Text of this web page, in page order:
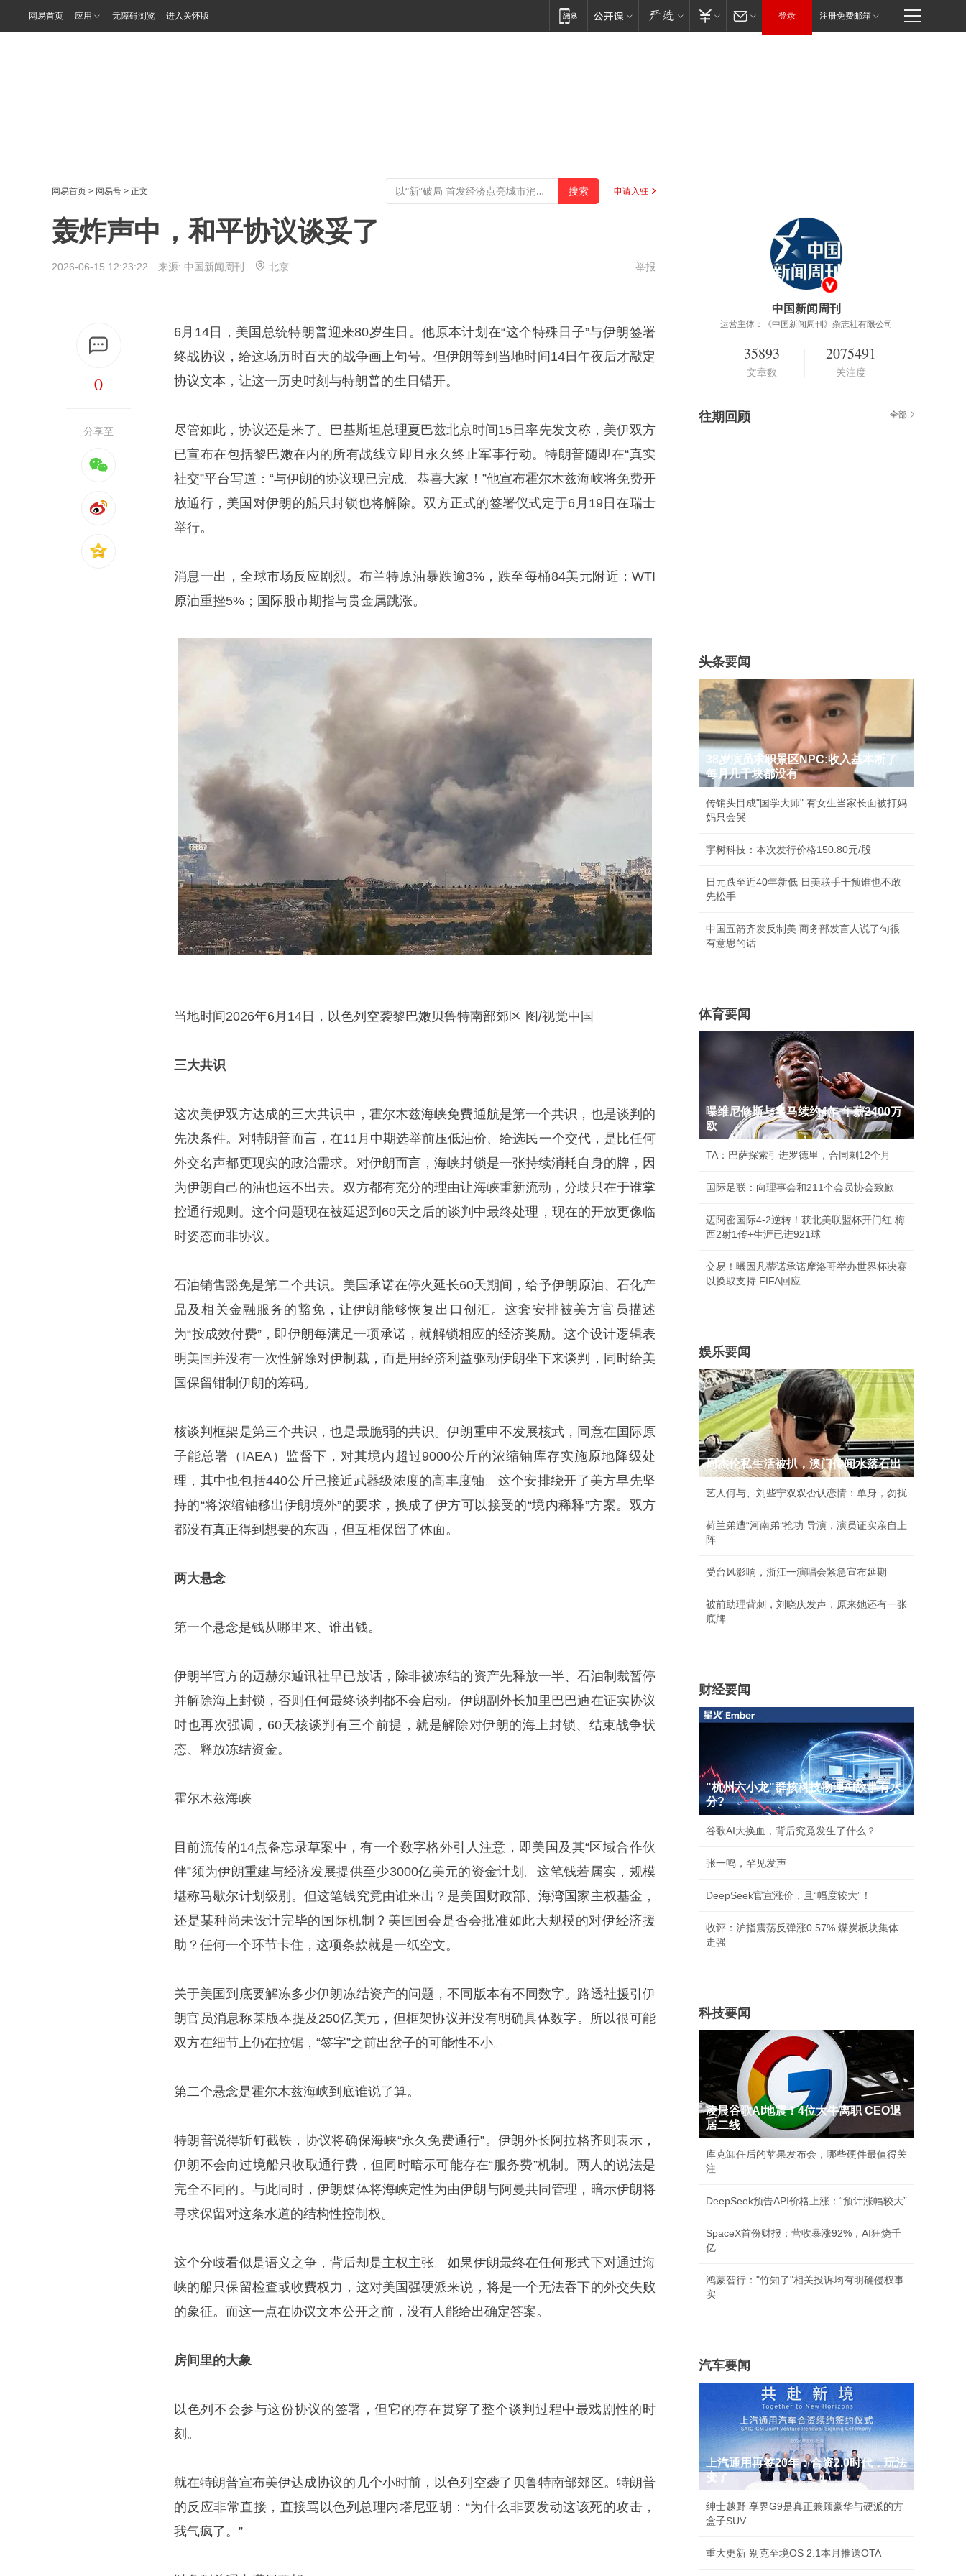
网易首页 应用 无障碍浏览 进入关怀版 登录 注册免费邮箱
网易首页 > 网易号 > 正文 申请入驻
轰炸声中，和平协议谈妥了
2026-06-15 12:23:22 来源: 中国新闻周刊 北京 举报
0
分享至
6月14日，美国总统特朗普迎来80岁生日。他原本计划在“这个特殊日子”与伊朗签署
终战协议，给这场历时百天的战争画上句号。但伊朗等到当地时间14日午夜后才敲定
协议文本，让这一历史时刻与特朗普的生日错开。
尽管如此，协议还是来了。巴基斯坦总理夏巴兹北京时间15日率先发文称，美伊双方
已宣布在包括黎巴嫩在内的所有战线立即且永久终止军事行动。特朗普随即在“真实
社交”平台写道：“与伊朗的协议现已完成。恭喜大家！”他宣布霍尔木兹海峡将免费开
放通行，美国对伊朗的船只封锁也将解除。双方正式的签署仪式定于6月19日在瑞士
举行。
消息一出，全球市场反应剧烈。布兰特原油暴跌逾3%，跌至每桶84美元附近；WTI
原油重挫5%；国际股市期指与贵金属跳涨。
当地时间2026年6月14日，以色列空袭黎巴嫩贝鲁特南部郊区 图/视觉中国
三大共识
这次美伊双方达成的三大共识中，霍尔木兹海峡免费通航是第一个共识，也是谈判的
先决条件。对特朗普而言，在11月中期选举前压低油价、给选民一个交代，是比任何
外交名声都更现实的政治需求。对伊朗而言，海峡封锁是一张持续消耗自身的牌，因
为伊朗自己的油也运不出去。双方都有充分的理由让海峡重新流动，分歧只在于谁掌
控通行规则。这个问题现在被延迟到60天之后的谈判中最终处理，现在的开放更像临
时姿态而非协议。
石油销售豁免是第二个共识。美国承诺在停火延长60天期间，给予伊朗原油、石化产
品及相关金融服务的豁免，让伊朗能够恢复出口创汇。这套安排被美方官员描述
为“按成效付费”，即伊朗每满足一项承诺，就解锁相应的经济奖励。这个设计逻辑表
明美国并没有一次性解除对伊制裁，而是用经济利益驱动伊朗坐下来谈判，同时给美
国保留钳制伊朗的筹码。
核谈判框架是第三个共识，也是最脆弱的共识。伊朗重申不发展核武，同意在国际原
子能总署（IAEA）监督下，对其境内超过9000公斤的浓缩铀库存实施原地降级处
理，其中也包括440公斤已接近武器级浓度的高丰度铀。这个安排绕开了美方早先坚
持的“将浓缩铀移出伊朗境外”的要求，换成了伊方可以接受的“境内稀释”方案。双方
都没有真正得到想要的东西，但互相保留了体面。
两大悬念
第一个悬念是钱从哪里来、谁出钱。
伊朗半官方的迈赫尔通讯社早已放话，除非被冻结的资产先释放一半、石油制裁暂停
并解除海上封锁，否则任何最终谈判都不会启动。伊朗副外长加里巴巴迪在证实协议
时也再次强调，60天核谈判有三个前提，就是解除对伊朗的海上封锁、结束战争状
态、释放冻结资金。
霍尔木兹海峡
目前流传的14点备忘录草案中，有一个数字格外引人注意，即美国及其“区域合作伙
伴”须为伊朗重建与经济发展提供至少3000亿美元的资金计划。这笔钱若属实，规模
堪称马歇尔计划级别。但这笔钱究竟由谁来出？是美国财政部、海湾国家主权基金，
还是某种尚未设计完毕的国际机制？美国国会是否会批准如此大规模的对伊经济援
助？任何一个环节卡住，这项条款就是一纸空文。
关于美国到底要解冻多少伊朗冻结资产的问题，不同版本有不同数字。路透社援引伊
朗官员消息称某版本提及250亿美元，但框架协议并没有明确具体数字。所以很可能
双方在细节上仍在拉锯，“签字”之前出岔子的可能性不小。
第二个悬念是霍尔木兹海峡到底谁说了算。
特朗普说得斩钉截铁，协议将确保海峡“永久免费通行”。伊朗外长阿拉格齐则表示，
伊朗不会向过境船只收取通行费，但同时暗示可能存在“服务费”机制。两人的说法是
完全不同的。与此同时，伊朗媒体将海峡定性为由伊朗与阿曼共同管理，暗示伊朗将
寻求保留对这条水道的结构性控制权。
这个分歧看似是语义之争，背后却是主权主张。如果伊朗最终在任何形式下对通过海
峡的船只保留检查或收费权力，这对美国强硬派来说，将是一个无法吞下的外交失败
的象征。而这一点在协议文本公开之前，没有人能给出确定答案。
房间里的大象
以色列不会参与这份协议的签署，但它的存在贯穿了整个谈判过程中最戏剧性的时
刻。
就在特朗普宣布美伊达成协议的几个小时前，以色列空袭了贝鲁特南部郊区。特朗普
的反应非常直接，直接骂以色列总理内塔尼亚胡 ：“为什么非要发动这该死的攻击，
我气疯了。”
中国新闻周刊
运营主体：《中国新闻周刊》杂志社有限公司
35893
文章数
2075491
关注度
往期回顾 全部
头条要闻
38岁演员求职景区NPC:收入基本断了
每月几千块都没有
传销头目成"国学大师" 有女生当家长面被打妈
妈只会哭
宇树科技：本次发行价格150.80元/股
日元跌至近40年新低 日美联手干预谁也不敢
先松手
中国五箭齐发反制美 商务部发言人说了句很
有意思的话
体育要闻
曝维尼修斯与皇马续约4年 年薪2400万
欧
TA：巴萨探索引进罗德里，合同剩12个月
国际足联：向理事会和211个会员协会致歉
迈阿密国际4-2逆转！获北美联盟杯开门红 梅
西2射1传+生涯已进921球
交易！曝因凡蒂诺承诺摩洛哥举办世界杯决赛
以换取支持 FIFA回应
娱乐要闻
周杰伦私生活被扒，澳门传闻水落石出
艺人何与、刘些宁双双否认恋情：单身，勿扰
荷兰弟遭“河南弟”抢功 导演，演员证实亲自上
阵
受台风影响，浙江一演唱会紧急宣布延期
被前助理背刺，刘晓庆发声，原来她还有一张
底牌
财经要闻
"杭州六小龙"群核科技物理AI故事有水
分?
谷歌AI大换血，背后究竟发生了什么？
张一鸣，罕见发声
DeepSeek官宣涨价，且“幅度较大”！
收评：沪指震荡反弹涨0.57% 煤炭板块集体
走强
科技要闻
凌晨谷歌AI地震！4位大牛离职 CEO退
居二线
库克卸任后的苹果发布会，哪些硬件最值得关
注
DeepSeek预告API价格上涨：“预计涨幅较大”
SpaceX首份财报：营收暴涨92%，AI狂烧千
亿
鸿蒙智行："竹知了"相关投诉均有明确侵权事
实
汽车要闻
上汽通用再签20年：合资2.0时代，玩法
变了
绅士越野 享界G9是真正兼顾豪华与硬派的方
盒子SUV
重大更新 别克至境OS 2.1本月推送OTA